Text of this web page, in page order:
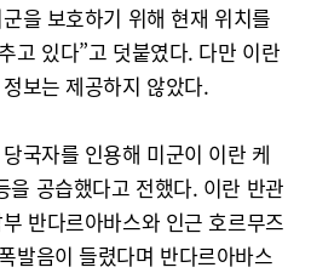
을 보호하기 위해 현재 위치를
고 있다”고 덧붙였다. 다만 이란
보는 제공하지 않았다.
국자를 인용해 미군이 이란 케
을 공습했다고 전했다. 이란 반관
반다르아바스와 인근 호르무즈
발음이 들렸다며 반다르아바스